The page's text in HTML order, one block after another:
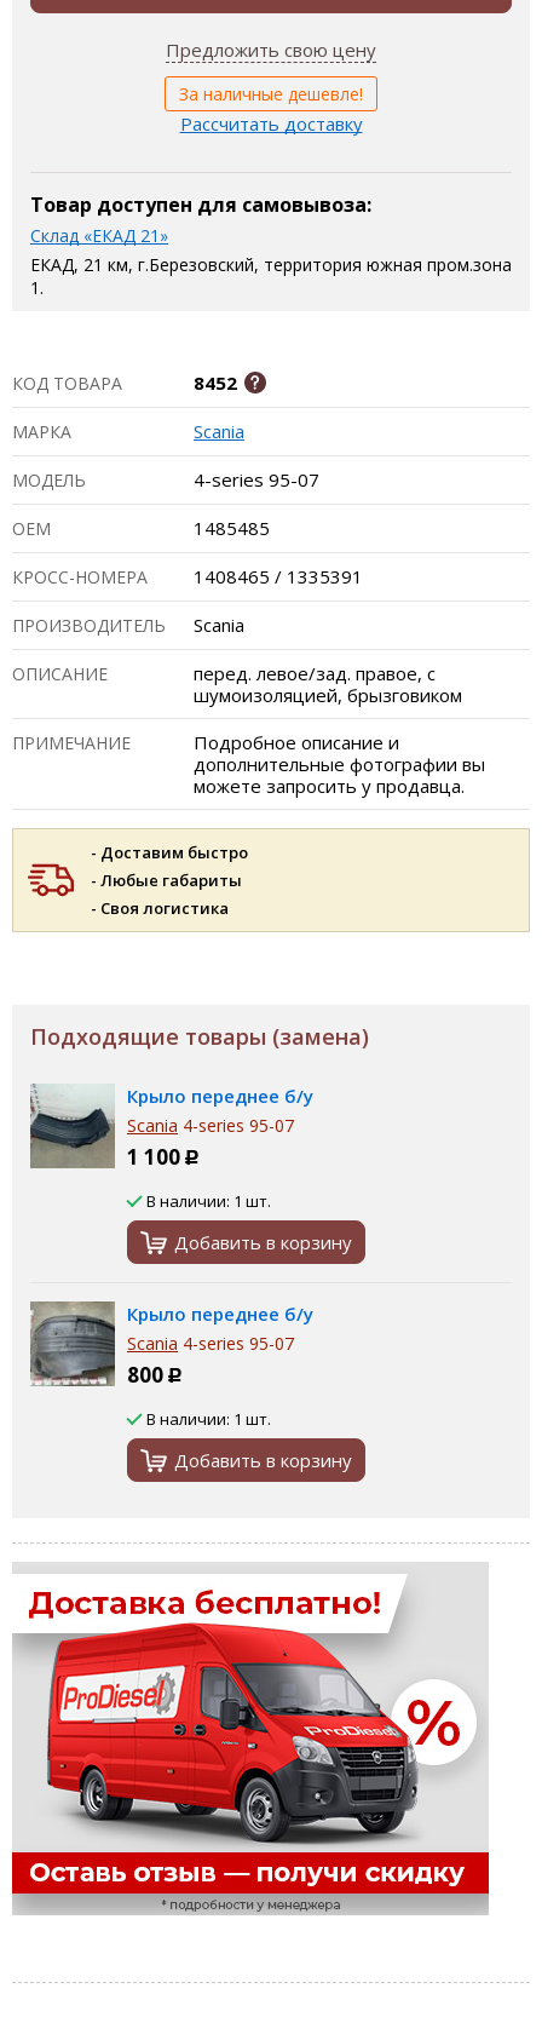
Предложить свою цену
За наличные дешевле!
Рассчитать доставку
Товар доступен для самовывоза:
Склад «ЕКАД 21»
ЕКАД, 21 км, г.Березовский, территория южная пром.зона
1.
КОД ТОВАРА 8452
МАРКА Scania
МОДЕЛЬ 4-series 95-07
ОЕМ 1485485
КРОСС-НОМЕРА 1408465 / 1335391
ПРОИЗВОДИТЕЛЬ Scania
ОПИСАНИЕ
перед. левое/зад. правое, с
шумоизоляцией, брызговиком
ПРИМЕЧАНИЕ
Подробное описание и
дополнительные фотографии вы
можете запросить у продавца.
- Доставим быстро
- Любые габариты
- Своя логистика
Подходящие товары (замена)
Крыло переднее б/у
Scania 4-series 95-07
1 100 Р
В наличии: 1 шт.
Добавить в корзину
Крыло переднее б/у
Scania 4-series 95-07
800 Р
В наличии: 1 шт.
Добавить в корзину